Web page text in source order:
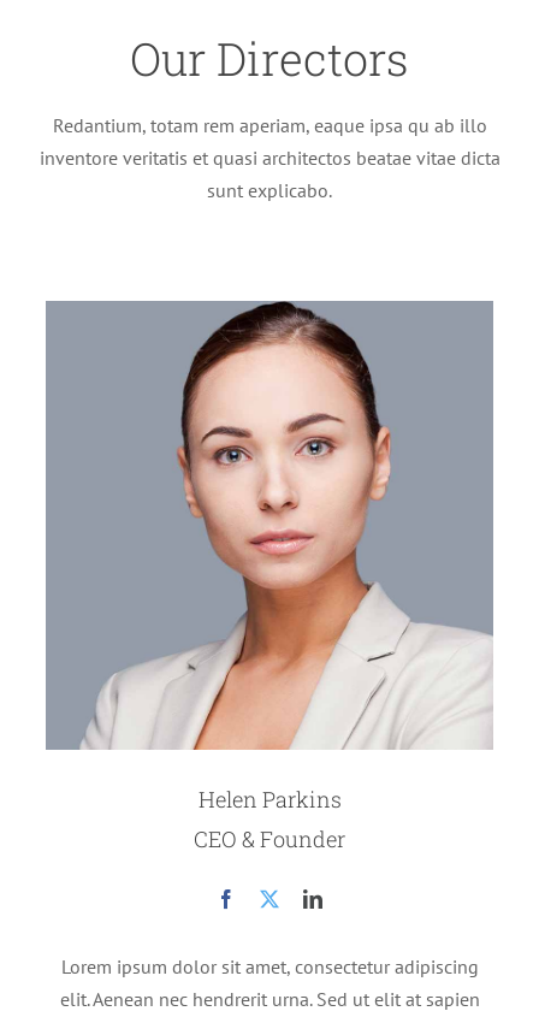
Our Directors
Redantium, totam rem aperiam, eaque ipsa qu ab illo
inventore veritatis et quasi architectos beatae vitae dicta
sunt explicabo.
Helen Parkins
CEO & Founder
Lorem ipsum dolor sit amet, consectetur adipiscing
elit. Aenean nec hendrerit urna. Sed ut elit at sapien